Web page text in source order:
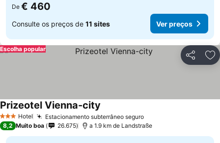
De € 460
Consulte os preços de 11 sites Ver preços
Partilhar
Escolha popular
3 EstrelasHotel Estacionamento subterrâneo seguro
Prizeotel Vienna-city
8,2 Muito boa 26.675 a 1.9 km de Landstraße